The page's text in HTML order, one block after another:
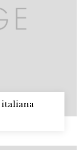
italiana